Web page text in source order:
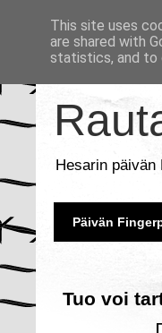
Hesarin päivän
Päivän
Tuo voi
This site uses
are shared with
statistics, and to